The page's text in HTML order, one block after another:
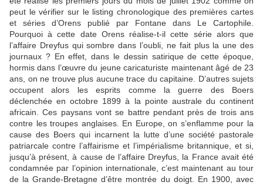
peut le vérifier sur le listing chronologique des premières cartes
et séries d’Orens publié par Fontane dans Le Cartophile.
Pourquoi à cette date Orens réalise-t-il cette série alors que
l’affaire Dreyfus qui sombre dans l’oubli, ne fait plus la une des
journaux ? En effet, dans le dessin satirique de cette époque,
hormis dans l’œuvre du jeune caricaturiste maintenant âgé de 23
ans, on ne trouve plus aucune trace du capitaine. D’autres sujets
occupent alors les esprits comme la guerre des Boers
déclenchée en octobre 1899 à la pointe australe du continent
africain. Ces paysans vont se battre pendant près de trois ans
contre les troupes anglaises. En Europe, on s’enflamme pour la
cause des Boers qui incarnent la lutte d’une société pastorale
patriarcale contre l’affairisme et l’impérialisme britannique, et si,
jusqu’à présent, à cause de l’affaire Dreyfus, la France avait été
condamnée par l’opinion internationale, c’est maintenant au tour
de la Grande-Bretagne d’être montrée du doigt. En 1900, avec